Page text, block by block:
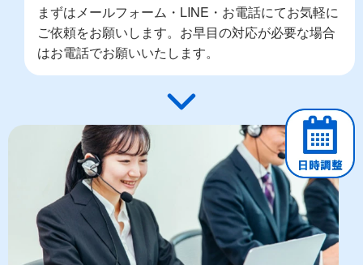
まずはメールフォーム・LINE・お電話にてお気軽に
ご依頼をお願いします。お早目の対応が必要な場合
はお電話でお願いいたします。